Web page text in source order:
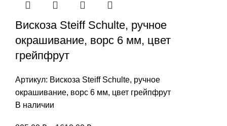
1610,00 ₽
Вискоза Steiff Schulte, ручное
окрашивание, ворс 6 мм, цвет
грейпфрут
Артикул: Вискоза Steiff Schulte, ручное
окрашивание, ворс 6 мм, цвет грейпфрут
В наличии